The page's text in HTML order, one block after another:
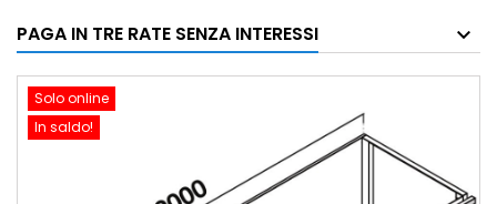
PAGA IN TRE RATE SENZA INTERESSI
Solo online
In saldo!